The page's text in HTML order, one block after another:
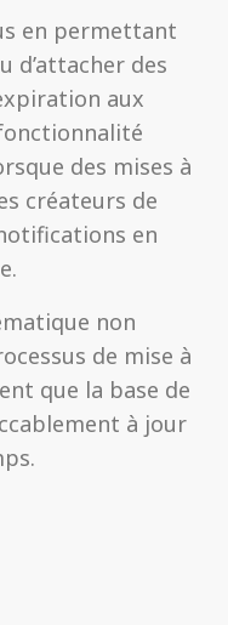
en permettant
d’attacher des
aux
des mises à
créateurs de
en
non
de mise à
que la base de
à jour